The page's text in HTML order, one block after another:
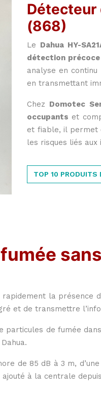
Détecteur
(868)
Le Dahua HY-
détection
analyse en
en transmettant
Chez Domotec
occupants et
et fiable, il permet
les risques liés aux
TOP 10 PRODUITS
la
et de transmettre
de fumée
de 85 dB à 3 m,
à la centrale